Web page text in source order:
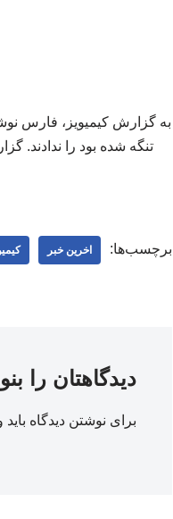
به گزارش کیمیویز، فارس
تنگه شده بود را ندادند.
برچسب‌ها: اخرین خبر
دیدگاهتان را
برای نوشتن دیدگاه باید